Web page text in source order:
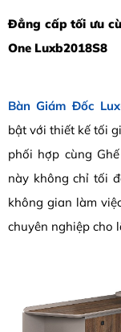
Đẳng cấp tối ưu
One Luxb2018S8
Bàn Giám Đốc
bật với thiết kế tối
phối hợp cùng
này không chỉ tối
không gian làm
chuyên nghiệp cho